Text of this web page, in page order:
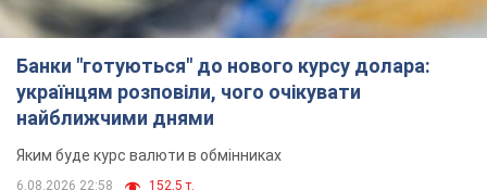
Банки "готуються" до нового курсу долара:
українцям розповіли, чого очікувати
найближчими днями
Яким буде курс валюти в обмінниках
6.08.2026 22:58 152,5 т.